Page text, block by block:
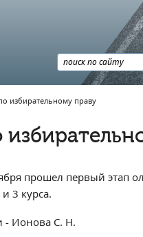
избирательному праву
прошел первый этап
3 курса.
- Ионова С. Н.